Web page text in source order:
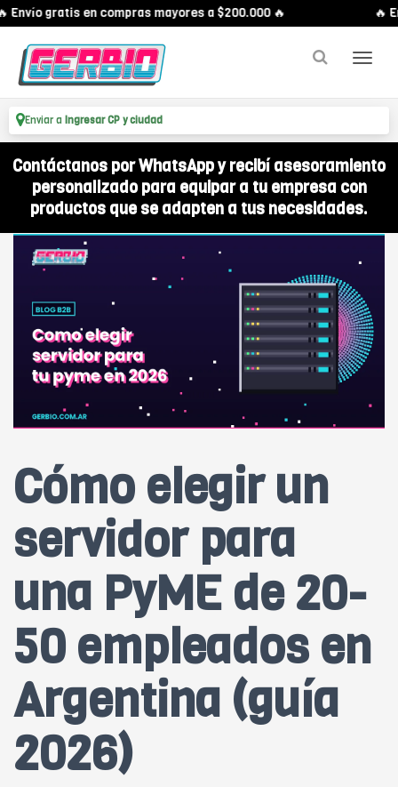
gratis en compras mayores a $200.000 🔥 🔥
Enviar a Ingresar CP y ciudad
Contáctanos por WhatsApp y recibí asesoramiento
personalizado para equipar a tu empresa con
productos que se adapten a tus necesidades.
Cómo elegir un
servidor para
una PyME de 20-
50 empleados en
Argentina (guía
2026)